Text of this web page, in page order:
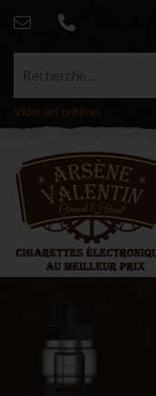
Recherche...
Vider les critères